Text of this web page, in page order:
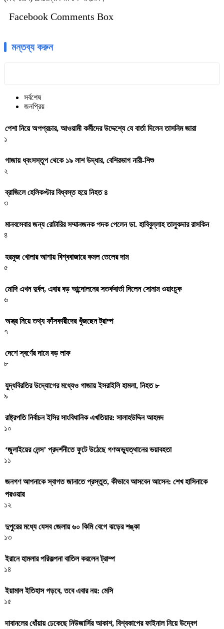
Facebook Comments Box
মন্তব্য করুন
সর্বশেষ
জনপ্রিয়
পেশা নিয়ে অপপ্রচার, আওয়ামী কর্মীদের উদ্দেশ্যে যে বার্তা দিলেন তাসনিম জারা
১
গাজায় ধ্বংসস্তূপ থেকে ১৯ লাশ উদ্ধার, বেশিরভাগ নারী-শিশু
২
ব্রাজিলে হেলিকপ্টার বিধ্বস্ত হয়ে নিহত ৪
৩
মানবসেবার জন্য রোটারির সম্মানজনক পদক পেলেন ডা. হাবিবুল্লাহ তালুকদার রাসকিন
৪
হরমুজ খোলার আশায় বিশ্ববাজারে কমল তেলের দাম
৫
মোদি এখন দুর্বল, এবার বড় আন্দোলনের সতর্কবার্তা দিলেন সোনাম ওয়াংচুক
৬
অস্ত্র নিয়ে তথ্য ফাঁসকারীদের খুঁজছেন ট্রাম্প
৭
দেশে স্বর্ণের দামে বড় লাফ
৮
যুদ্ধবিরতির উদ্যোগের মধ্যেও গাজায় ইসরাইলি হামলা, নিহত ৮
৯
রাষ্ট্রপতি নির্বাচন ইসির সাংবিধানিক এখতিয়ার: সালাহউদ্দিন আহমদ
১০
‘জুলাইয়ের লেন্স’ প্রদর্শনীতে ফুটে উঠেছে গণঅভ্যুত্থানের ভয়াবহতা
১১
জনগণ আপনাকে স্বাগত জানাতে প্রস্তুত, কীভাবে আসবেন আসেন: শেখ হাসিনাকে
পরওয়ার
১২
দুপুরের মধ্যে যেসব জেলায় ৬০ কিমি বেগে ঝড়ের শঙ্কা
১৩
ইরানে হামলার পরিকল্পনা বাতিল করলেন ট্রাম্প
১৪
ইয়ামাল ইতিহাস গড়বে, তবে এবার নয়: মেসি
১৫
দাবানলের ধোঁয়ায় ঢেকেছে নিউজার্সির আকাশ, বিশ্বকাপের ফাইনাল নিয়ে উদ্বেগ